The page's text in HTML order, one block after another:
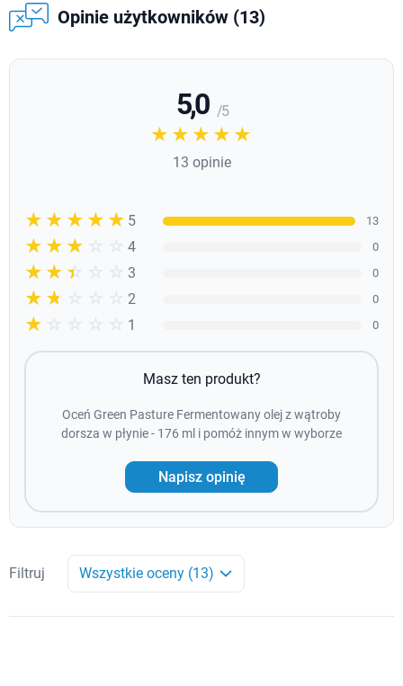
Opinie użytkowników (13)
5,0 / 5
☆☆☆☆☆
★★★★★
13 opinie
☆☆☆☆☆
★★★★★ 5 13
☆☆☆☆☆
★★★★ 4 0
☆☆☆☆☆
★★★ 3 0
☆☆☆☆☆
★★ 2 0
☆☆☆☆☆
★ 1 0
Masz ten produkt?
Oceń Green Pasture Fermentowany olej z wątroby
dorsza w płynie - 176 ml i pomóż innym w wyborze
Napisz opinię
Filtruj Wszystkie oceny (13)